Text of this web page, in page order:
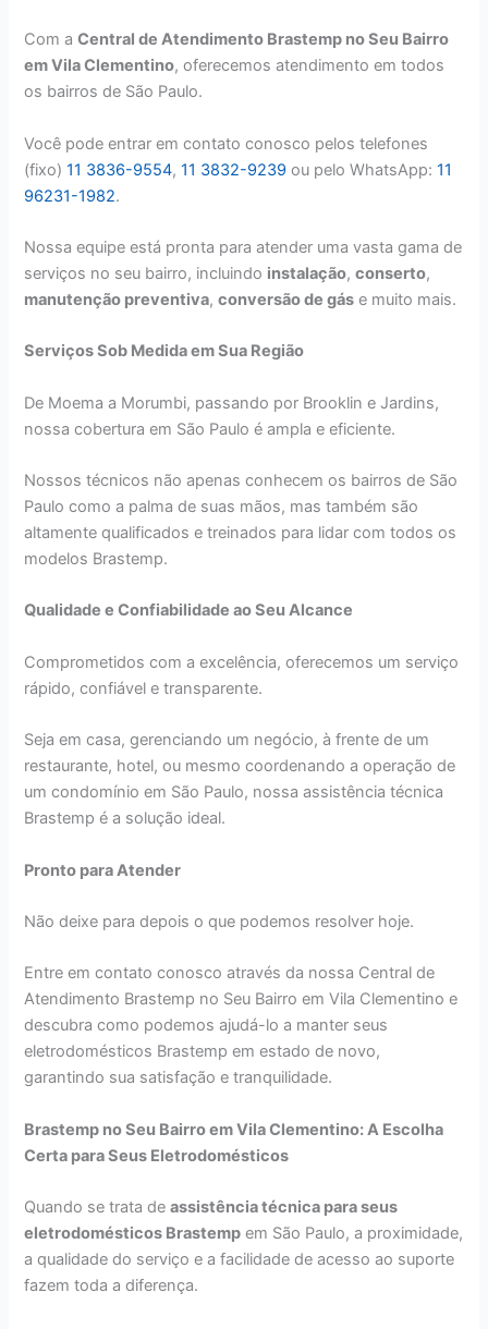
Com aCentral de Atendimento Brastemp no Seu Bairro
em Vila Clementino, oferecemos atendimento em todos
os bairros de São Paulo.
Você pode entrar em contato conosco pelos telefones
(fixo)11 3836-9554,11 3832-9239 ou pelo WhatsApp:11
96231-1982.
Nossa equipe está pronta para atender uma vasta gama de
serviços no seu bairro, incluindo instalação,conserto,
manutenção preventiva,conversão de gás e muito mais.
Serviços Sob Medida em Sua Região
De Moema a Morumbi, passando por Brooklin e Jardins,
nossa cobertura em São Paulo é ampla e eficiente.
Nossos técnicos não apenas conhecem os bairros de São
Paulo como a palma de suas mãos, mas também são
altamente qualificados e treinados para lidar com todos os
modelos Brastemp.
Qualidade e Confiabilidade ao Seu Alcance
Comprometidos com a excelência, oferecemos um serviço
rápido, confiável e transparente.
Seja em casa, gerenciando um negócio, à frente de um
restaurante, hotel, ou mesmo coordenando a operação de
um condomínio em São Paulo, nossa assistência técnica
Brastemp é a solução ideal.
Pronto para Atender
Não deixe para depois o que podemos resolver hoje.
Entre em contato conosco através da nossa Central de
Atendimento Brastemp no Seu Bairro em Vila Clementino e
descubra como podemos ajudá-lo a manter seus
eletrodomésticos Brastemp em estado de novo,
garantindo sua satisfação e tranquilidade.
Brastemp no Seu Bairro em Vila Clementino: A Escolha
Certa para Seus Eletrodomésticos
Quando se trata deassistência técnica para seus
eletrodomésticos Brastemp em São Paulo, a proximidade,
a qualidade do serviço e a facilidade de acesso ao suporte
fazem toda a diferença.